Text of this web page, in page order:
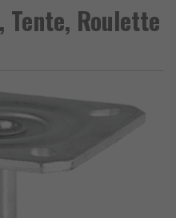
Tente, Roulette